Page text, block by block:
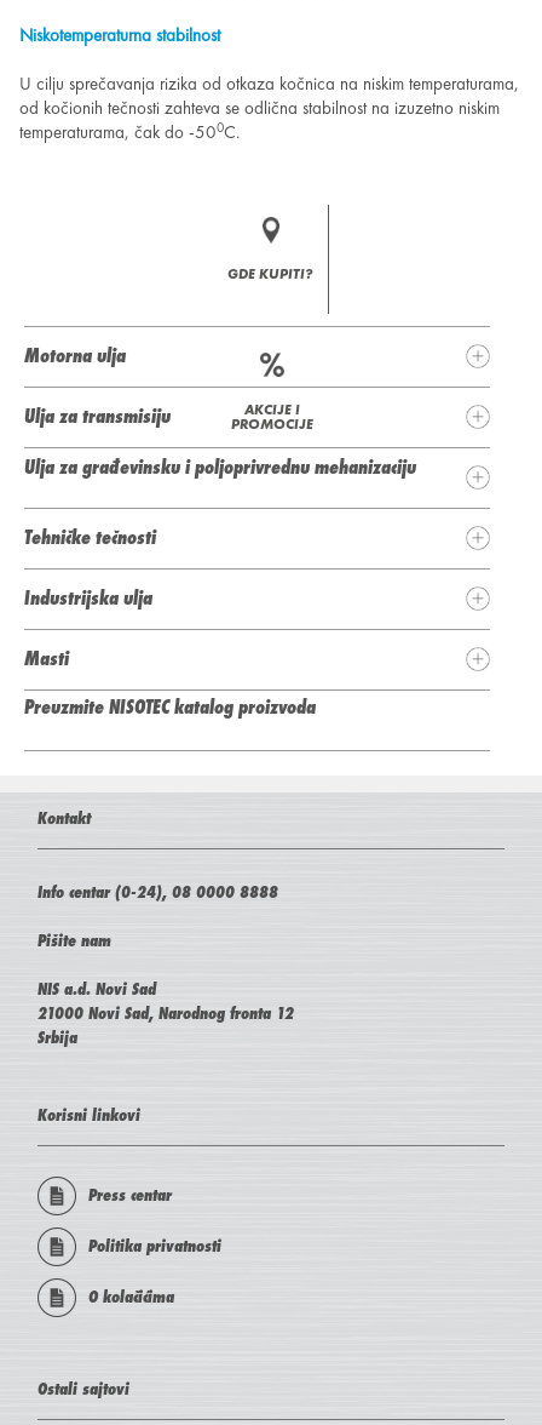
Niskotemperaturna stabilnost
U cilju sprečavanja rizika od otkaza kočnica na niskim temperaturama,
od kočionih tečnosti zahteva se odlična stabilnost na izuzetno niskim
temperaturama, čak do -500C.
GDE KUPITI?
AKCIJE I
PROMOCIJE
Motorna ulja
Ulja za transmisiju
Ulja za građevinsku i poljoprivrednu mehanizaciju
Tehničke tečnosti
Industrijska ulja
Masti
Preuzmite NISOTEC katalog proizvoda
Kontakt
Info centar (0-24), 08 0000 8888
Pišite nam
NIS a.d. Novi Sad
21000 Novi Sad, Narodnog fronta 12
Srbija
Korisni linkovi
Press centar
Politika privatnosti
O kolačićima
Ostali sajtovi